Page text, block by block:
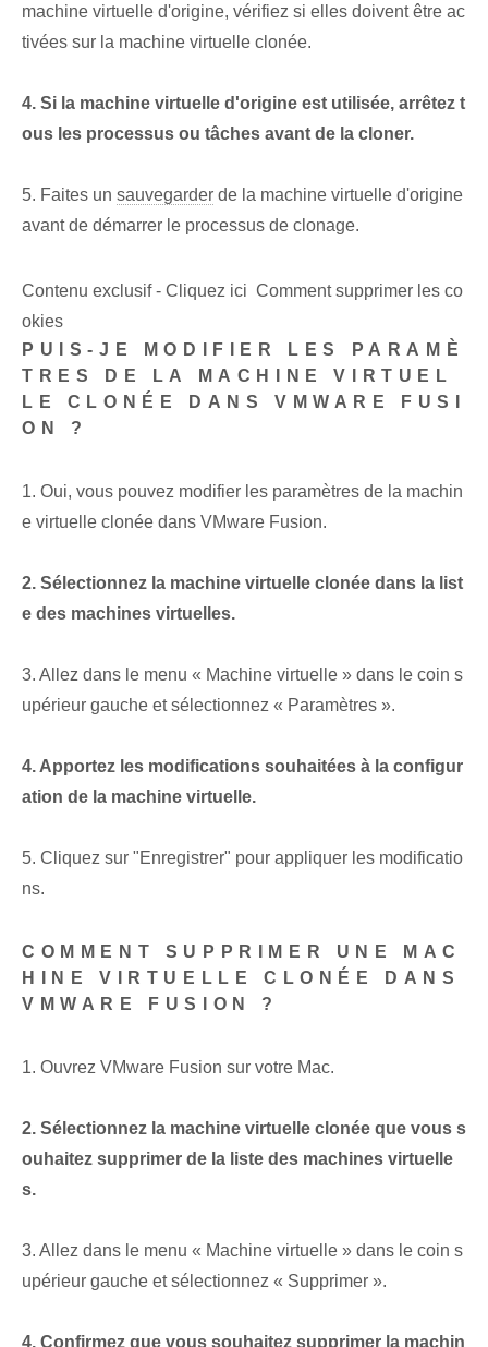
machine virtuelle d'origine, vérifiez si elles doivent être ac
tivées sur la machine virtuelle clonée.
4. Si la machine virtuelle d'origine est utilisée, arrêtez t
ous les processus ou tâches avant de la cloner.
5. Faites un sauvegarder de la machine virtuelle d'origine
avant de démarrer le processus de clonage.
Contenu exclusif - Cliquez ici Comment supprimer les co
okies
PUIS-JE MODIFIER LES PARAMÈ
TRES DE LA MACHINE VIRTUEL
LE CLONÉE DANS VMWARE FUSI
ON ?
1. Oui, vous pouvez modifier les paramètres de la machin
e virtuelle clonée dans VMware Fusion.
2. Sélectionnez la machine virtuelle clonée dans la list
e des machines virtuelles.
3. Allez dans le menu « Machine virtuelle » dans le coin s
upérieur gauche et sélectionnez « Paramètres ».
4. Apportez les modifications souhaitées à la configur
ation de la machine virtuelle.
5. Cliquez sur "Enregistrer" pour appliquer les modificatio
ns.
COMMENT SUPPRIMER UNE MAC
HINE VIRTUELLE CLONÉE DANS
VMWARE FUSION ?
1. Ouvrez VMware Fusion sur votre Mac.
2. Sélectionnez la machine virtuelle clonée que vous s
ouhaitez supprimer de la liste des machines virtuelle
s.
3. Allez dans le menu « Machine virtuelle » dans le coin s
upérieur gauche et sélectionnez « Supprimer ».
4. Confirmez que vous souhaitez supprimer la machin